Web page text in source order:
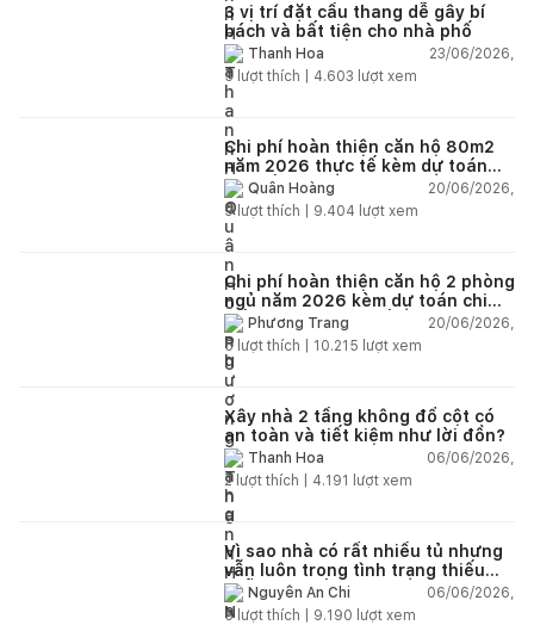
3 vị trí đặt cầu thang dễ gây bí
bách và bất tiện cho nhà phố
Thanh Hoa
23/06/2026,
5 lượt thích | 4.603 lượt xem
Chi phí hoàn thiện căn hộ 80m2
năm 2026 thực tế kèm dự toán
chi tiết từng hạng mục
Quân Hoàng
20/06/2026,
9lượt thích | 9.404 lượt xem
Chi phí hoàn thiện căn hộ 2 phòng
ngủ năm 2026 kèm dự toán chi
tiết và ví dụ thực tế
Phương Trang
20/06/2026,
5 lượt thích | 10.215 lượt xem
Xây nhà 2 tầng không đổ cột có
an toàn và tiết kiệm như lời đồn?
Thanh Hoa
06/06/2026,
2lượt thích | 4.191 lượt xem
Vì sao nhà có rất nhiều tủ nhưng
vẫn luôn trong tình trạng thiếu
chỗ chứa đồ?
Nguyễn An Chi
06/06/2026,
5lượt thích | 9.190 lượt xem